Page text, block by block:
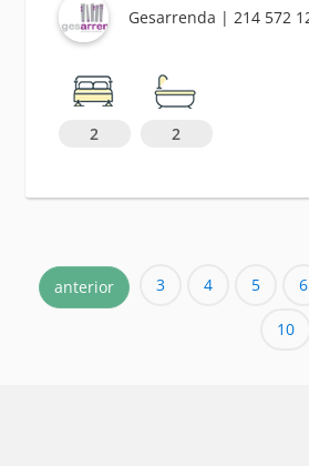
2 2
anterior 3 4 5 6
10